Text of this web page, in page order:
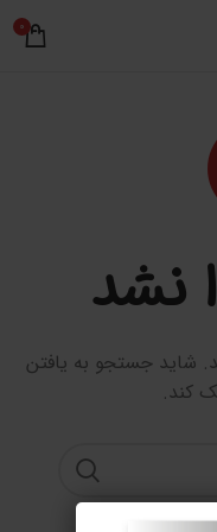
0
نشد
شاید جستجو به یافتن
کند.